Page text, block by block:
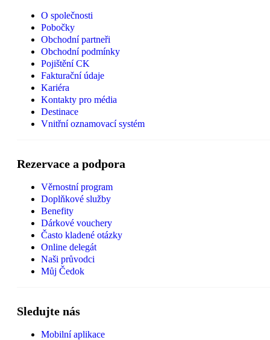
O společnosti
Pobočky
Obchodní partneři
Obchodní podmínky
Pojištění CK
Fakturační údaje
Kariéra
Kontakty pro média
Destinace
Vnitřní oznamovací systém
Rezervace a podpora
Věrnostní program
Doplňkové služby
Benefity
Dárkové vouchery
Často kladené otázky
Online delegát
Naši průvodci
Můj Čedok
Sledujte nás
Mobilní aplikace